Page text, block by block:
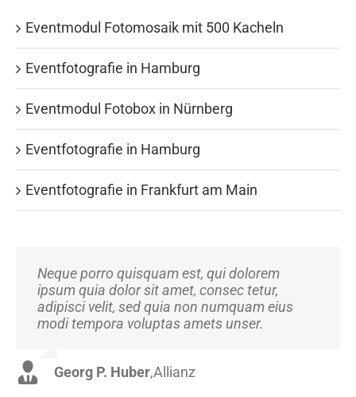
Eventmodul Fotomosaik mit 500 Kacheln
Eventfotografie in Hamburg
Eventmodul Fotobox in Nürnberg
Eventfotografie in Hamburg
Eventfotografie in Frankfurt am Main
Neque porro quisquam est, qui dolorem
ipsum quia dolor sit amet, consec tetur,
adipisci velit, sed quia non numquam eius
modi tempora voluptas amets unser.
Georg P. Huber,Allianz
Aliquam erat volutpat. Quisque at est id ligula
facilisis laoreet eget pulvinar nibh.
Suspendisse at ultrices dui. Curabitur ac felis
arcu sadips ipsums fugiats nemis.
Luke Beck,Theme Fusion